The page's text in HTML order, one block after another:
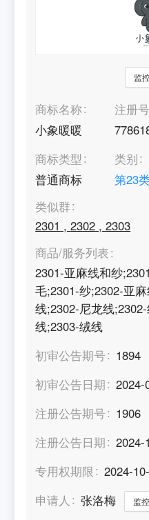
监
商标名称
小象暖暖
注册号
商标类型
普通商标
类别
第23
类似群
2301 ,2302 ,2303
商品/服务列表
2301-亚麻线和纱
毛;2301-纱;2302-亚
线;2302-尼龙线
线;2303-绒线
初审公告期号
1894
初审公告日期
2024-
注册公告期号
1906
注册公告日期
2024-
专用权期限
2024-
申请人
张洛梅 监